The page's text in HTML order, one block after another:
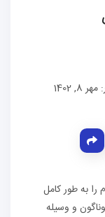
1402
را به طور کامل
و وسیله‌